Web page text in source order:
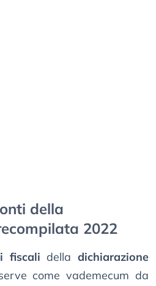
della
2022
fiscali delladichiarazione
come vademecum da